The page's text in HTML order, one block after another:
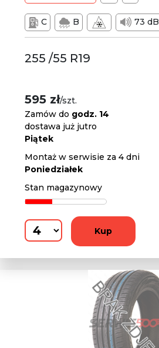
C B 73 dB
255 /55 R19
595 zł/szt.
Zamów do godz. 14
dostawa już jutro
Piątek
Montaż w serwisie za 4 dni
Poniedziałek
Stan magazynowy
Kup